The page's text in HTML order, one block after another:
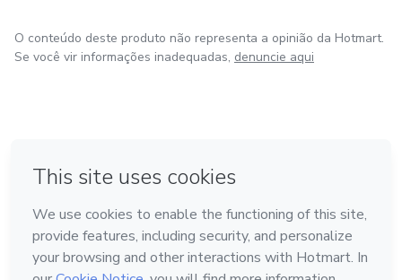
O conteúdo deste produto não representa a opinião da Hotmart.
Se você vir informações inadequadas, denuncie aqui
Feito com ❤
em Belo Horizonte
na Cidade do México